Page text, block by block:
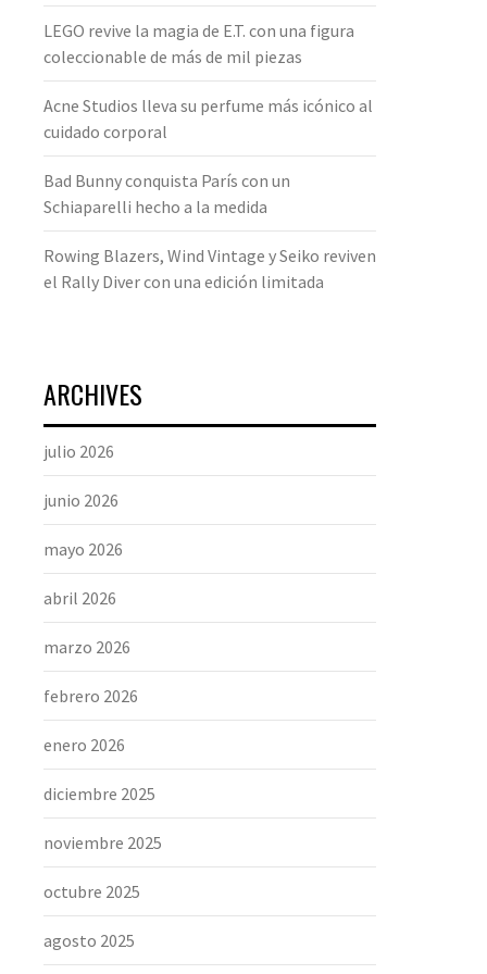
LEGO revive la magia de E.T. con una figura
coleccionable de más de mil piezas
Acne Studios lleva su perfume más icónico al
cuidado corporal
Bad Bunny conquista París con un
Schiaparelli hecho a la medida
Rowing Blazers, Wind Vintage y Seiko reviven
el Rally Diver con una edición limitada
ARCHIVES
julio 2026
junio 2026
mayo 2026
abril 2026
marzo 2026
febrero 2026
enero 2026
diciembre 2025
noviembre 2025
octubre 2025
agosto 2025